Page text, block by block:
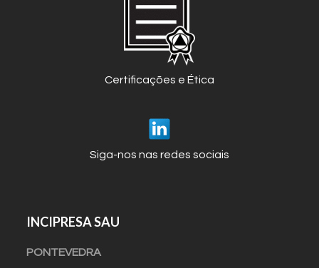
Certificações e Ética
Siga-nos nas redes sociais
INCIPRESA SAU
PONTEVEDRA